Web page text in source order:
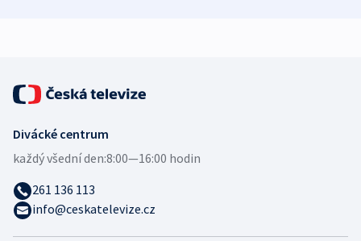
Divácké centrum
každý všední den:8:00—16:00 hodin
261 136 113
info@ceskatelevize.cz